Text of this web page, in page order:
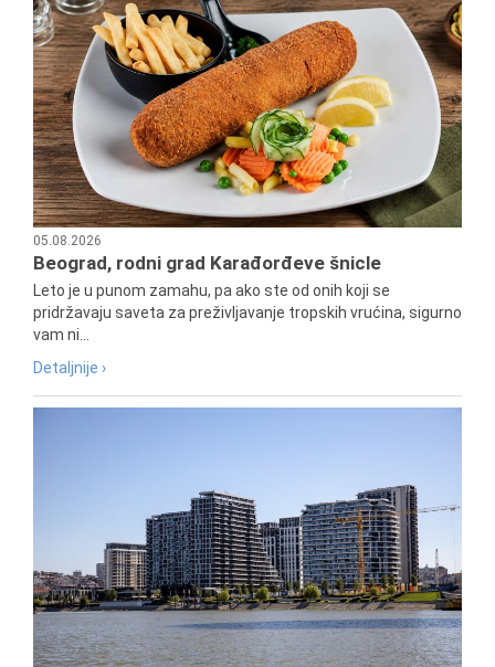
05.08.2026
Beograd, rodni grad Karađorđeve šnicle
Leto je u punom zamahu, pa ako ste od onih koji se
pridržavaju saveta za preživljavanje tropskih vrućina, sigurno
vam ni...
Detaljnije ›